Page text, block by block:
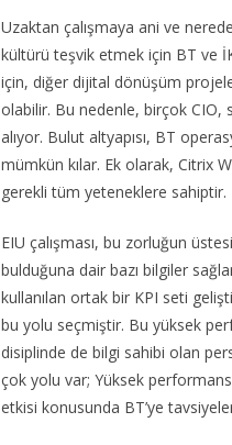
Uzaktan çalışmaya ani ve
kültürü teşvik etmek için BT ve
için, diğer dijital dönüşüm
olabilir. Bu nedenle, birçok CIO,
alıyor. Bulut altyapısı, BT
mümkün kılar. Ek olarak, Citrix
gerekli tüm yeteneklere sahiptir.
EIU çalışması, bu zorluğun
bulduğuna dair bazı bilgiler
kullanılan ortak bir KPI seti
bu yolu seçmiştir. Bu yüksek
disiplinde de bilgi sahibi olan
çok yolu var; Yüksek
etkisi konusunda BT’ye